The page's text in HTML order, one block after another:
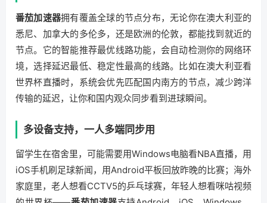
番茄加速器拥有覆盖全球的节点分布，无论你在澳大利亚的
悉尼、加拿大的多伦多，还是欧洲的伦敦，都能找到就近的
节点。它的智能推荐最优线路功能，会自动检测你的网络环
境，选择延迟最低、稳定性最高的线路。比如在澳大利亚看
世界杯直播时，系统会优先匹配国内南方的节点，减少跨洋
传输的延迟，让你和国内观众同步看到进球瞬间。
多设备支持，一人多端同步用
留学生在宿舍里，可能需要用Windows电脑看NBA直播，用
iOS手机刷足球新闻，用Android平板回放昨晚的比赛；海外
家庭里，老人想看CCTV5的乒乓球赛，年轻人想看咪咕视频